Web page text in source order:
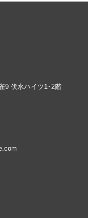
9 伏水ハイツ1･2階